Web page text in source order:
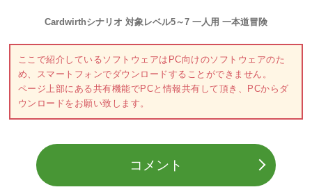
Cardwirthシナリオ 対象レベル5～7 一人用 一本道冒険
ここで紹介しているソフトウェアはPC向けのソフトウェアのた
め、スマートフォンでダウンロードすることができません。
ページ上部にある共有機能でPCと情報共有して頂き、PCからダ
ウンロードをお願い致します。
コメント